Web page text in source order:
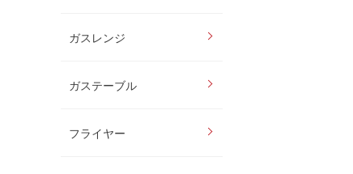
ガスレンジ
ガステーブル
フライヤー